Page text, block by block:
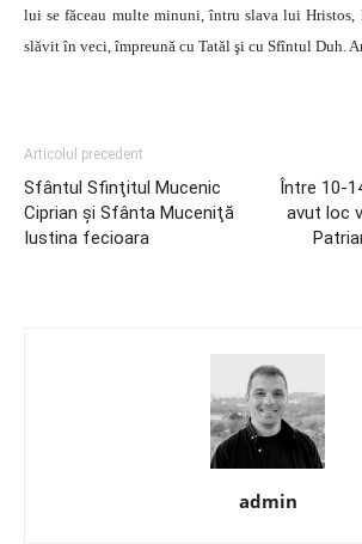
lui se făceau multe minuni, întru slava lui Hristos,
slăvit în veci, împreună cu Tatăl şi cu Sfîntul Duh.
Articolul precedent
Sfântul Sfinţitul Mucenic
Ciprian şi Sfânta Muceniţă
Iustina fecioara
Între 10-
avut loc
admin